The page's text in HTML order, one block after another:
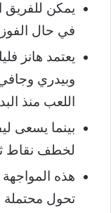
يمكن للفريق
في حال الفوز
يعتمد هانز
وبيدري
اللعب منذ
بينما يسعى
لخطف نقاط
هذه
تحول